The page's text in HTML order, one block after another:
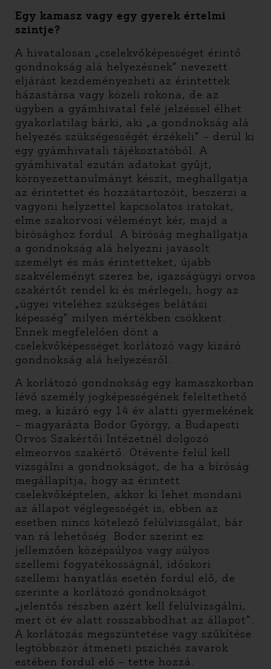
Egy kamasz vagy egy gyerek értelmi
szintje?
A hivatalosan „cselekvőképességet érintő
gondnokság alá helyezésnek” nevezett
eljárást kezdeményezheti az érintettek
házastársa vagy közeli rokona, de az
ügyben a gyámhivatal felé jelzéssel élhet
gyakorlatilag bárki, aki „a gondnokság alá
helyezés szükségességét érzékeli” – derül ki
egy gyámhivatali tájékoztatóból. A
gyámhivatal ezután adatokat gyűjt,
környezettanulmányt készít, meghallgatja
az érintettet és hozzátartozóit, beszerzi a
vagyoni helyzettel kapcsolatos iratokat,
elme szakorvosi véleményt kér, majd a
bírósághoz fordul. A bíróság meghallgatja
a gondnokság alá helyezni javasolt
személyt és más érintetteket, újabb
szakvéleményt szerez be, igazságügyi orvos
szakértőt rendel ki és mérlegeli, hogy az
„ügyei viteléhez szükséges belátási
képesség” milyen mértékben csökkent.
Ennek megfelelően dönt a
cselekvőképességet korlátozó vagy kizáró
gondnokság alá helyezésről.
A korlátozó gondnokság egy kamaszkorban
lévő személy jogképességének feleltethető
meg, a kizáró egy 14 év alatti gyermekének
– magyarázta Bodor György, a Budapesti
Orvos Szakértői Intézetnél dolgozó
elmeorvos szakértő. Ötévente felül kell
vizsgálni a gondnokságot, de ha a bíróság
megállapítja, hogy az érintett
cselekvőképtelen, akkor ki lehet mondani
az állapot véglegességét is, ebben az
esetben nincs kötelező felülvizsgálat, bár
van rá lehetőség. Bodor szerint ez
jellemzően középsúlyos vagy súlyos
szellemi fogyatékosságnál, időskori
szellemi hanyatlás esetén fordul elő, de
szerinte a korlátozó gondnokságot
„jelentős részben azért kell felülvizsgálni,
mert öt év alatt rosszabbodhat az állapot”.
A korlátozás megszüntetése vagy szűkítése
legtöbbször átmeneti pszichés zavarok
estében fordul elő – tette hozzá.